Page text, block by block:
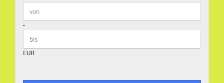
Preis bis
-
EUR